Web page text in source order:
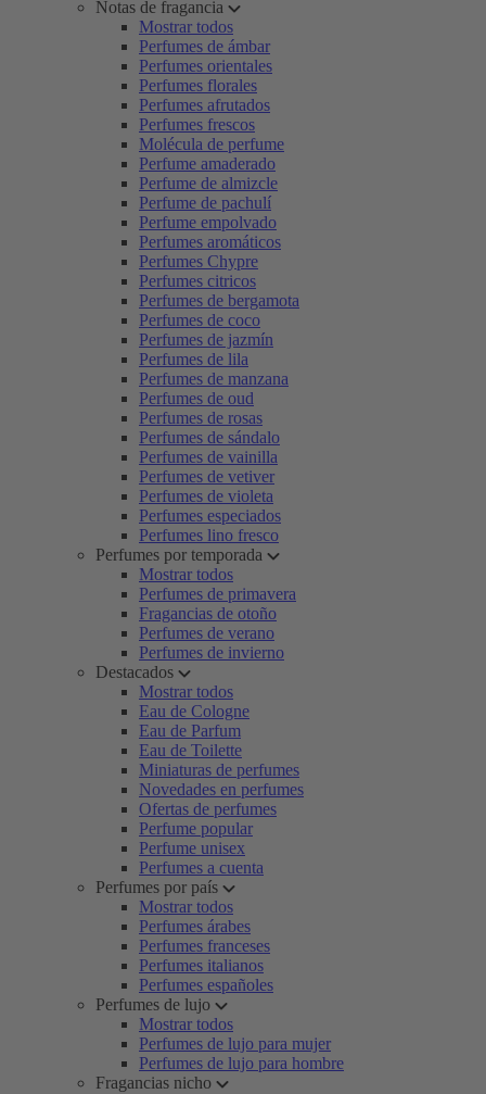
Notas de fragancia
Mostrar todos
Perfumes de ámbar
Perfumes orientales
Perfumes florales
Perfumes afrutados
Perfumes frescos
Molécula de perfume
Perfume amaderado
Perfume de almizcle
Perfume de pachulí
Perfume empolvado
Perfumes aromáticos
Perfumes Chypre
Perfumes citricos
Perfumes de bergamota
Perfumes de coco
Perfumes de jazmín
Perfumes de lila
Perfumes de manzana
Perfumes de oud
Perfumes de rosas
Perfumes de sándalo
Perfumes de vainilla
Perfumes de vetiver
Perfumes de violeta
Perfumes especiados
Perfumes lino fresco
Perfumes por temporada
Mostrar todos
Perfumes de primavera
Fragancias de otoño
Perfumes de verano
Perfumes de invierno
Destacados
Mostrar todos
Eau de Cologne
Eau de Parfum
Eau de Toilette
Miniaturas de perfumes
Novedades en perfumes
Ofertas de perfumes
Perfume popular
Perfume unisex
Perfumes a cuenta
Perfumes por país
Mostrar todos
Perfumes árabes
Perfumes franceses
Perfumes italianos
Perfumes españoles
Perfumes de lujo
Mostrar todos
Perfumes de lujo para mujer
Perfumes de lujo para hombre
Fragancias nicho